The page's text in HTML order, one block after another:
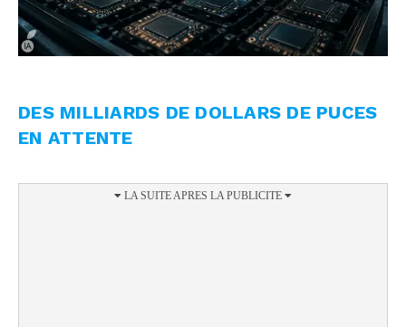
DES MILLIARDS DE DOLLARS DE PUCES
EN ATTENTE